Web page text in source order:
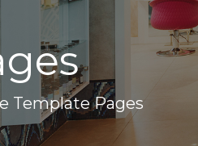
Template Pages